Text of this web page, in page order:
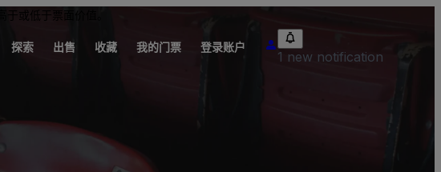
或低于票面价值。
探索 出售 收藏 我的门票 登录账户
1 new notification